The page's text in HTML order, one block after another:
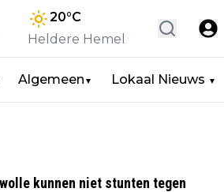
20°C
Heldere Hemel
Algemeen ▼ Lokaal Nieuws ▼
kunnen niet stunten tegen